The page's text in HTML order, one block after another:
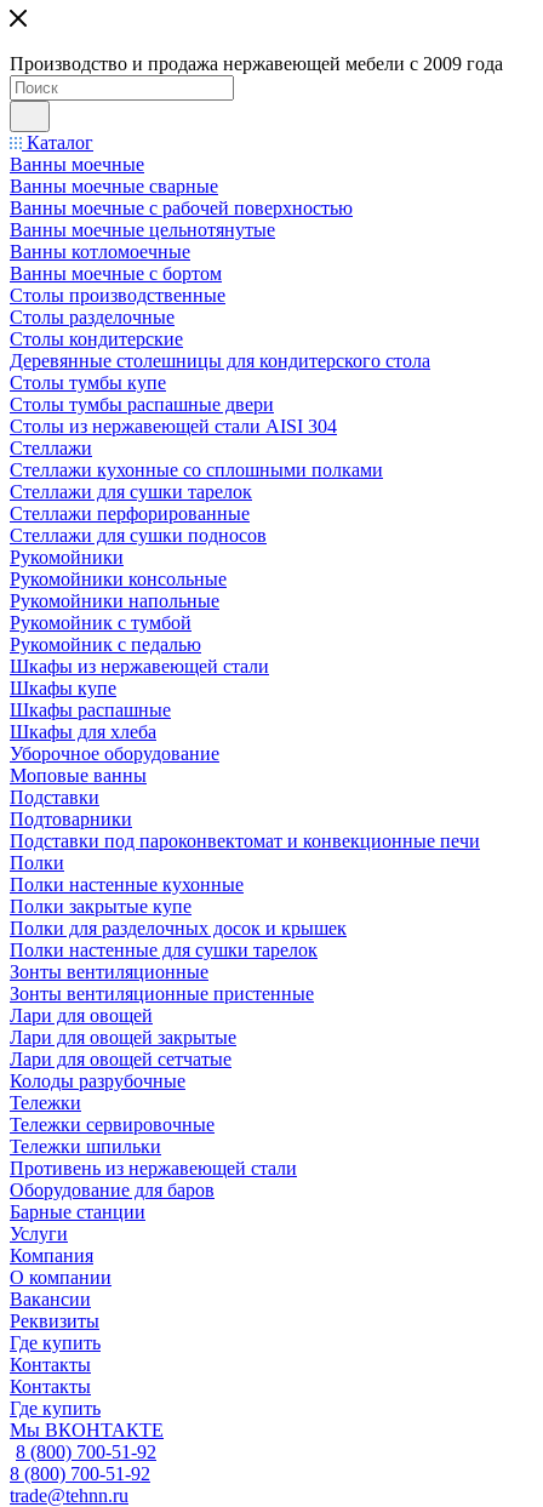
Производство и продажа нержавеющей мебели с 2009 года
Каталог
Ванны моечные
Ванны моечные сварные
Ванны моечные с рабочей поверхностью
Ванны моечные цельнотянутые
Ванны котломоечные
Ванны моечные с бортом
Столы производственные
Столы разделочные
Столы кондитерские
Деревянные столешницы для кондитерского стола
Столы тумбы купе
Столы тумбы распашные двери
Столы из нержавеющей стали AISI 304
Стеллажи
Стеллажи кухонные со сплошными полками
Стеллажи для сушки тарелок
Стеллажи перфорированные
Стеллажи для сушки подносов
Рукомойники
Рукомойники консольные
Рукомойники напольные
Рукомойник с тумбой
Рукомойник с педалью
Шкафы из нержавеющей стали
Шкафы купе
Шкафы распашные
Шкафы для хлеба
Уборочное оборудование
Моповые ванны
Подставки
Подтоварники
Подставки под пароконвектомат и конвекционные печи
Полки
Полки настенные кухонные
Полки закрытые купе
Полки для разделочных досок и крышек
Полки настенные для сушки тарелок
Зонты вентиляционные
Зонты вентиляционные пристенные
Лари для овощей
Лари для овощей закрытые
Лари для овощей сетчатые
Колоды разрубочные
Тележки
Тележки сервировочные
Тележки шпильки
Противень из нержавеющей стали
Оборудование для баров
Барные станции
Услуги
Компания
О компании
Вакансии
Реквизиты
Где купить
Контакты
Контакты
Где купить
Мы ВКОНТАКТЕ
8 (800) 700-51-92
8 (800) 700-51-92
trade@tehnn.ru